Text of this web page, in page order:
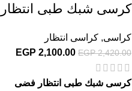
كرسى شبك طبى انتظار
كراسى, كراسى انتظار
EGP2,420.00
EGP 2,100.00
كرسى شبك طبى انتظار فضى